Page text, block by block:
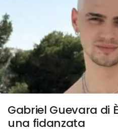
Gabriel Guevara di
una fidanzata